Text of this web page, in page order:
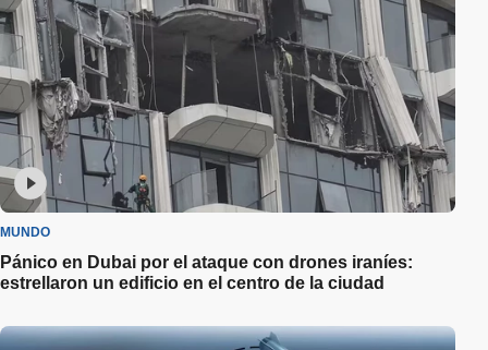
MUNDO
Pánico en Dubai por el ataque con drones iraníes:
estrellaron un edificio en el centro de la ciudad